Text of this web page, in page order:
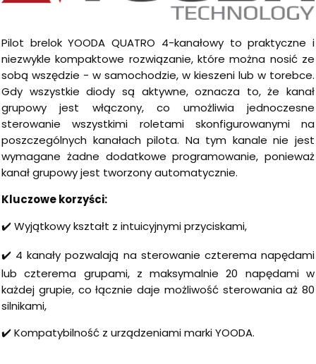
Pilot brelok YOODA QUATRO 4-kanałowy to praktyczne i
niezwykle kompaktowe rozwiązanie, które można nosić ze
sobą wszędzie - w samochodzie, w kieszeni lub w torebce.
Gdy wszystkie diody są aktywne, oznacza to, że kanał
grupowy jest włączony, co umożliwia jednoczesne
sterowanie wszystkimi roletami skonfigurowanymi na
poszczególnych kanałach pilota. Na tym kanale nie jest
wymagane żadne dodatkowe programowanie, ponieważ
kanał grupowy jest tworzony automatycznie.
Kluczowe korzyści:
✔️ Wyjątkowy kształt z intuicyjnymi przyciskami,
✔️ 4 kanały pozwalają na sterowanie czterema napędami
lub czterema grupami, z maksymalnie 20 napędami w
każdej grupie, co łącznie daje możliwość sterowania aż 80
silnikami,
✔️ Kompatybilność z urządzeniami marki YOODA.